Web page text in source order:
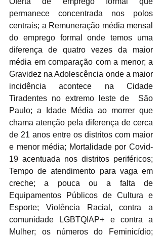
permanece concentrada nos polos
centrais; a Remuneração média mensal
do emprego formal onde temos uma
diferença de quatro vezes da maior
média em comparação com a menor; a
Gravidez na Adolescência onde a maior
incidência acontece na Cidade
Tiradentes no extremo leste de  São
Paulo; a Idade Média ao morrer que
chama atenção pela diferença de cerca
de 21 anos entre os distritos com maior
e menor média; Mortalidade por Covid-
19 acentuada nos distritos periféricos;
Tempo de atendimento para vaga em
creche; a pouca ou a falta de
Equipamentos Públicos de Cultura e
Esporte; Violência Racial, contra a
comunidade LGBTQIAP+ e contra a
Mulher; os números do Feminicídio;